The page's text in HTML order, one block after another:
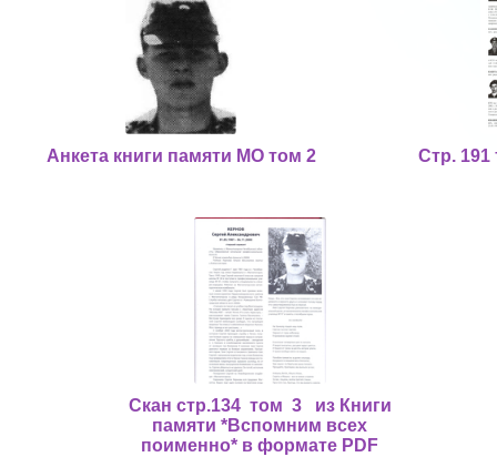
Анкета книги памяти МО том 2 Стр. 191
Скан стр.134 том 3 из Книги
памяти *Вспомним всех
поименно* в формате PDF